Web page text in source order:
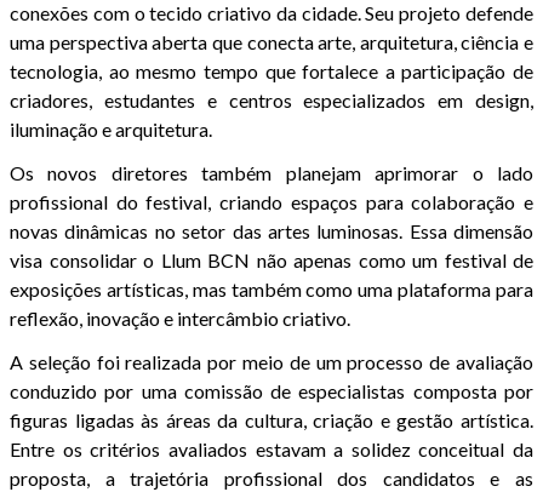
conexões com o tecido criativo da cidade. Seu projeto defende
uma perspectiva aberta que conecta arte, arquitetura, ciência e
tecnologia, ao mesmo tempo que fortalece a participação de
criadores, estudantes e centros especializados em design,
iluminação e arquitetura.
Os novos diretores também planejam aprimorar o lado
profissional do festival, criando espaços para colaboração e
novas dinâmicas no setor das artes luminosas. Essa dimensão
visa consolidar o Llum BCN não apenas como um festival de
exposições artísticas, mas também como uma plataforma para
reflexão, inovação e intercâmbio criativo.
A seleção foi realizada por meio de um processo de avaliação
conduzido por uma comissão de especialistas composta por
figuras ligadas às áreas da cultura, criação e gestão artística.
Entre os critérios avaliados estavam a solidez conceitual da
proposta, a trajetória profissional dos candidatos e as